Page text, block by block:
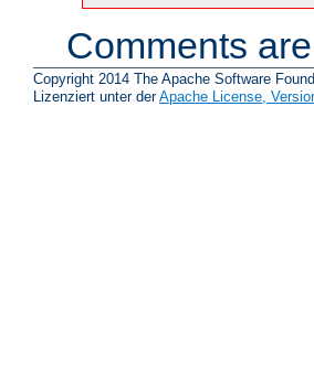
Comments
Copyright 2014 The Apache Software
Lizenziert unter derApache License,